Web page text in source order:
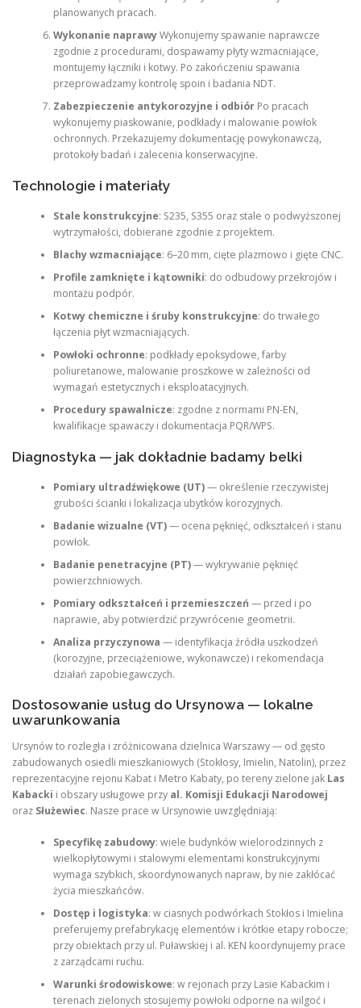
planowanych pracach.
Wykonanie naprawyWykonujemy spawanie naprawcze
zgodnie z procedurami, dospawamy płyty wzmacniające,
montujemy łączniki i kotwy. Po zakończeniu spawania
przeprowadzamy kontrolę spoin i badania NDT.
Zabezpieczenie antykorozyjne i odbiórPo pracach
wykonujemy piaskowanie, podkłady i malowanie powłok
ochronnych. Przekazujemy dokumentację powykonawczą,
protokoły badań i zalecenia konserwacyjne.
Technologie i materiały
Stale konstrukcyjne: S235, S355 oraz stale o podwyższonej
wytrzymałości, dobierane zgodnie z projektem.
Blachy wzmacniające: 6–20 mm, cięte plazmowo i gięte CNC.
Profile zamknięte i kątowniki: do odbudowy przekrojów i
montażu podpór.
Kotwy chemiczne i śruby konstrukcyjne: do trwałego
łączenia płyt wzmacniających.
Powłoki ochronne: podkłady epoksydowe, farby
poliuretanowe, malowanie proszkowe w zależności od
wymagań estetycznych i eksploatacyjnych.
Procedury spawalnicze: zgodne z normami PN‑EN,
kwalifikacje spawaczy i dokumentacja PQR/WPS.
Diagnostyka — jak dokładnie badamy belki
Pomiary ultradźwiękowe (UT)— określenie rzeczywistej
grubości ścianki i lokalizacja ubytków korozyjnych.
Badanie wizualne (VT)— ocena pęknięć, odkształceń i stanu
powłok.
Badanie penetracyjne (PT)— wykrywanie pęknięć
powierzchniowych.
Pomiary odkształceń i przemieszczeń — przed i po
naprawie, aby potwierdzić przywrócenie geometrii.
Analiza przyczynowa — identyfikacja źródła uszkodzeń
(korozyjne, przeciążeniowe, wykonawcze) i rekomendacja
działań zapobiegawczych.
Dostosowanie usług do Ursynowa — lokalne
uwarunkowania
Ursynów to rozległa i zróżnicowana dzielnica Warszawy — od gęsto
zabudowanych osiedli mieszkaniowych (Stokłosy, Imielin, Natolin), przez
reprezentacyjne rejonu Kabat i Metro Kabaty, po tereny zielone jak Las
Kabacki i obszary usługowe przy al. Komisji Edukacji Narodowej
oraz Służewiec. Nasze prace w Ursynowie uwzględniają:
Specyfikę zabudowy: wiele budynków wielorodzinnych z
wielkopłytowymi i stalowymi elementami konstrukcyjnymi
wymaga szybkich, skoordynowanych napraw, by nie zakłócać
życia mieszkańców.
Dostęp i logistyka: w ciasnych podwórkach Stokłos i Imielina
preferujemy prefabrykację elementów i krótkie etapy robocze;
przy obiektach przy ul. Puławskiej i al. KEN koordynujemy prace
z zarządcami ruchu.
Warunki środowiskowe: w rejonach przy Lasie Kabackim i
terenach zielonych stosujemy powłoki odporne na wilgoć i